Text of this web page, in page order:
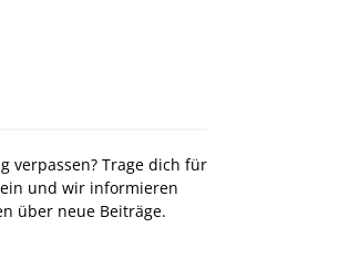
verpassen? Trage dich für
und wir informieren
über neue Beiträge.